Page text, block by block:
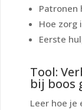
Patronen
Hoe zorg
Eerste
Tool:
bij boos
Leer hoe